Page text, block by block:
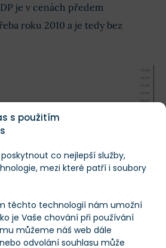
s použitím
co nejlepší služby,
mezi které patří i soubory
těchto technologií nám umožní
je Vaše chování při používání
můžeme náš web dále
odvolání souhlasu může
je v cenách předem
roku 2010 a je tedy bez
EUR/CZK 2001 až 2020
i sezónní výkyvy, kdy zimní
letní silnější kvůli sezónním
hlediska pozorovat